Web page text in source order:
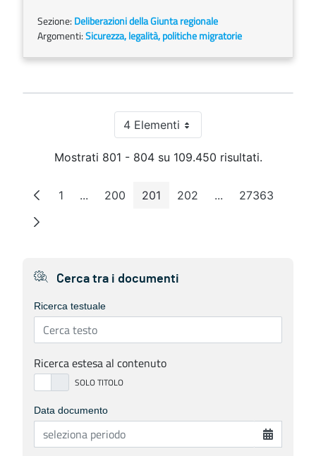
Sezione: Deliberazioni della Giunta regionale
Argomenti:Sicurezza, legalità, politiche migratorie
4 ElementiPer pagina
Mostrati 801 - 804 su 109.450 risultati.
Pagina
1 ...Pagine intermedie
Pagina
200 Pagina
201 Pagina
202 ...Pagine intermedie
Pagina
27363
Cerca tra i documenti
Ricerca testuale
Ricerca estesa al contenuto
Data documento